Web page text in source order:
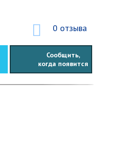
0 отзыва
Сообщить,
когда появится